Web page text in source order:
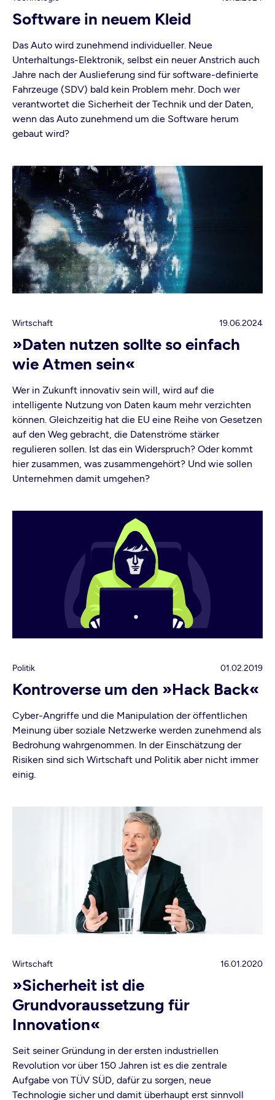
Software in neuem Kleid
Das Auto wird zunehmend individueller. Neue
Unterhaltungs-Elektronik, selbst ein neuer Anstrich auch
Jahre nach der Auslieferung sind für software-definierte
Fahrzeuge (SDV) bald kein Problem mehr. Doch wer
verantwortet die Sicherheit der Technik und der Daten,
wenn das Auto zunehmend um die Software herum
gebaut wird?
Wirtschaft 19.06.2024
»Daten nutzen sollte so einfach
wie Atmen sein«
Wer in Zukunft innovativ sein will, wird auf die
intelligente Nutzung von Daten kaum mehr verzichten
können. Gleichzeitig hat die EU eine Reihe von Gesetzen
auf den Weg gebracht, die Datenströme stärker
regulieren sollen. Ist das ein Widerspruch? Oder kommt
hier zusammen, was zusammengehört? Und wie sollen
Unternehmen damit umgehen?
Politik 01.02.2019
Kontroverse um den »Hack Back«
Cyber-Angriffe und die Manipulation der öffentlichen
Meinung über soziale Netzwerke werden zunehmend als
Bedrohung wahrgenommen. In der Einschätzung der
Risiken sind sich Wirtschaft und Politik aber nicht immer
einig.
Wirtschaft 16.01.2020
»Sicherheit ist die
Grundvoraussetzung für
Innovation«
Seit seiner Gründung in der ersten industriellen
Revolution vor über 150 Jahren ist es die zentrale
Aufgabe von TÜV SÜD, dafür zu sorgen, neue
Technologie sicher und damit überhaupt erst sinnvoll